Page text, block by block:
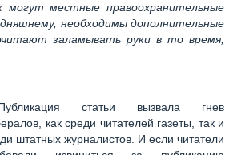
могут местные правоохранительные
необходимы дополнительные
заламывать руки в то время,
статьи вызвала гнев
как среди читателей газеты, так и
штатных журналистов. И если читатели